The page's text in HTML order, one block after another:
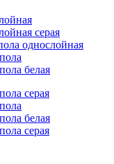
серая
однослойная
белая
серая
белая
серая